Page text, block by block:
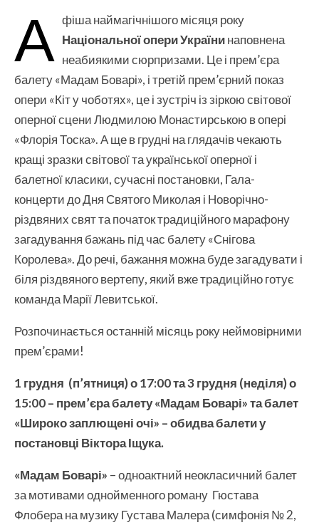
А фіша наймагічнішого місяця року
Національної опери Українинаповнена
неабиякими сюрпризами. Це і прем’єра
балету «Мадам Боварі», і третій прем’єрний показ
опери «Кіт у чоботях», це і зустріч із зіркою світової
оперної сцени Людмилою Монастирською в опері
«Флорія Тоска». А ще в грудні на глядачів чекають
кращі зразки світової та української оперної і
балетної класики, сучасні постановки, Гала-
концерти до Дня Святого Миколая і Новорічно-
різдвяних свят та початок традиційного марафону
загадування бажань під час балету «Снігова
Королева». До речі, бажання можна буде загадувати і
біля різдвяного вертепу, який вже традиційно готує
команда Марії Левитської.
Розпочинається останній місяць року неймовірними
прем’єрами!
1 грудня (п’ятниця) о17:00та 3 грудня (неділя) о
15:00 – прем’єра балету «Мадам Боварі» та балет
«Широко заплющені очі» – обидва балети у
постановці Віктора Іщука.
«Мадам Боварі» – одноактний неокласичний балет
за мотивами однойменного роману Гюстава
Флобера на музику Густава Малера (симфонія № 2,